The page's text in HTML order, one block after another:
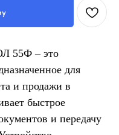
55Ф – это
для
и продажи в
быстрое
и передачу